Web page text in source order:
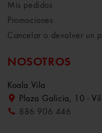
Mis pedidos
Promociones
Cancelar o devolver un
NOSOTROS
Koala Vila
Plaza Galicia, 10 -
886 906 446